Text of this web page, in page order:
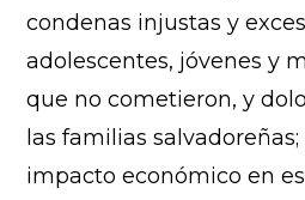
condenas injustas y
adolescentes, jóvenes y
que no cometieron, y
las familias salvadoreñas;
impacto económico en